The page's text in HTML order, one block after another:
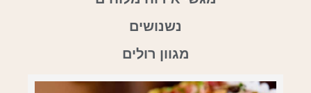
נשנושים
מגוון רולים